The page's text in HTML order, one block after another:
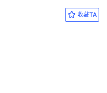
收藏TA